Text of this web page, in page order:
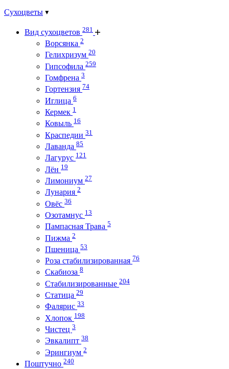
Сухоцветы
Вид сухоцветов 281
Ворсянка 2
Гелихризум 20
Гипсофила 259
Гомфрена 3
Гортензия 74
Иглица 6
Кермек 1
Ковыль 16
Краспедии 31
Лаванда 85
Лагурус 121
Лён 19
Лимониум 27
Лунария 2
Овёс 36
Озотамнус 13
Пампасная Трава 5
Пижма 2
Пшеница 53
Роза стабилизированная 76
Скабиоза 8
Стабилизированные 204
Статица 29
Фалярис 33
Хлопок 198
Чистец 3
Эвкалипт 38
Эрингиум 2
Поштучно 240